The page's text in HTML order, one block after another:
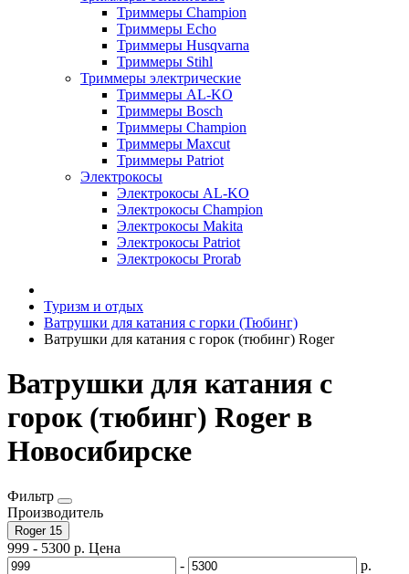
Триммеры Champion
Триммеры Echo
Триммеры Husqvarna
Триммеры Stihl
Триммеры электрические
Триммеры AL-KO
Триммеры Bosch
Триммеры Champion
Триммеры Maxcut
Триммеры Patriot
Электрокосы
Электрокосы AL-KO
Электрокосы Champion
Электрокосы Makita
Электрокосы Patriot
Электрокосы Prorab
Туризм и отдых
Ватрушки для катания с горки (Тюбинг)
Ватрушки для катания с горок (тюбинг) Roger
Ватрушки для катания с
горок (тюбинг) Roger в
Новосибирске
Фильтр
Производитель
Roger 15
999 - 5300 р. Цена
-
р.